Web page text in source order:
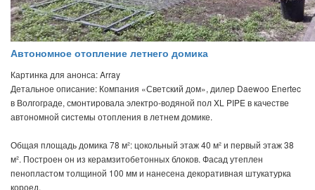
Автономное отопление летнего домика
Картинка для анонса: Array
Детальное описание: Компания «Светский дом», дилер Daewoo Enertec
в Волгограде, смонтировала электро-водяной пол XL PIPE в качестве
автономной системы отопления в летнем домике.
Общая площадь домика 78 м²: цокольный этаж 40 м² и первый этаж 38
м². Построен он из керамзитобетонных блоков. Фасад утеплен
пенопластом толщиной 100 мм и нанесена декоративная штукатурка
короед.